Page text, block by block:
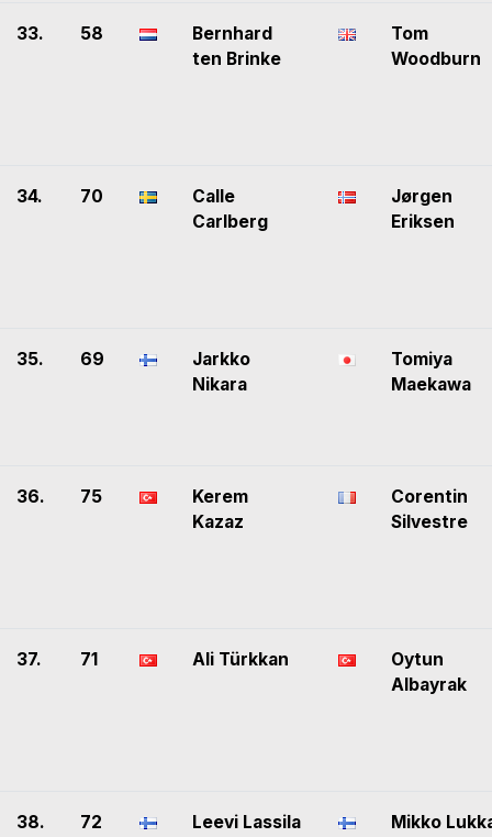
33. 58
Bernhard
ten Brinke
Tom
Woodburn
34. 70
Calle
Carlberg
Jørgen
Eriksen
35. 69
Jarkko
Nikara
Tomiya
Maekawa
36. 75
Kerem
Kazaz
Corentin
Silvestre
37. 71 Ali Türkkan
Oytun
Albayrak
38. 72 Leevi Lassila Mikko